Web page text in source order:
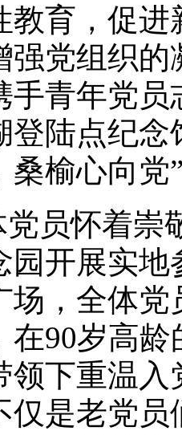
教育，促
强党组织
手青年党
登陆点纪念
桑榆心向党
党员怀着崇
园开展实
场，全体
在90岁高
领下重温
仅是老党